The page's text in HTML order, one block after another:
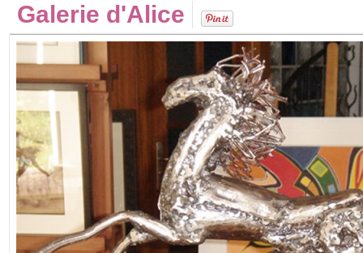
Galerie d'Alice